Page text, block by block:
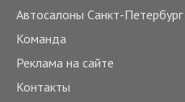
Автосалоны Санкт-Петербург
Команда
Реклама на сайте
Контакты